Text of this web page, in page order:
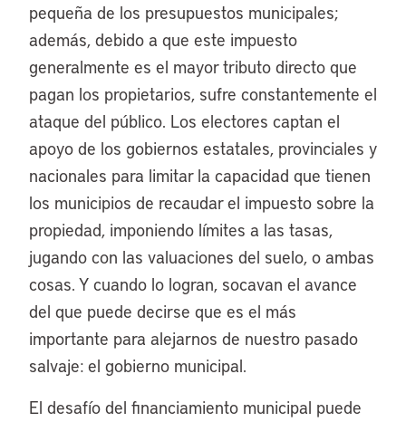
pequeña de los presupuestos municipales;
además, debido a que este impuesto
generalmente es el mayor tributo directo que
pagan los propietarios, sufre constantemente el
ataque del público. Los electores captan el
apoyo de los gobiernos estatales, provinciales y
nacionales para limitar la capacidad que tienen
los municipios de recaudar el impuesto sobre la
propiedad, imponiendo límites a las tasas,
jugando con las valuaciones del suelo, o ambas
cosas. Y cuando lo logran, socavan el avance
del que puede decirse que es el más
importante para alejarnos de nuestro pasado
salvaje: el gobierno municipal.
El desafío del financiamiento municipal puede